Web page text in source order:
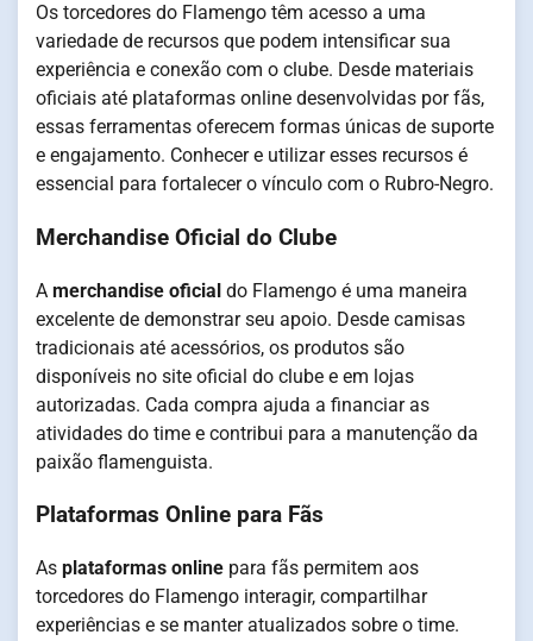
Os torcedores do Flamengo têm acesso a uma
variedade de recursos que podem intensificar sua
experiência e conexão com o clube. Desde materiais
oficiais até plataformas online desenvolvidas por fãs,
essas ferramentas oferecem formas únicas de suporte
e engajamento. Conhecer e utilizar esses recursos é
essencial para fortalecer o vínculo com o Rubro-Negro.
Merchandise Oficial do Clube
A merchandise oficial do Flamengo é uma maneira
excelente de demonstrar seu apoio. Desde camisas
tradicionais até acessórios, os produtos são
disponíveis no site oficial do clube e em lojas
autorizadas. Cada compra ajuda a financiar as
atividades do time e contribui para a manutenção da
paixão flamenguista.
Plataformas Online para Fãs
As plataformas online para fãs permitem aos
torcedores do Flamengo interagir, compartilhar
experiências e se manter atualizados sobre o time.